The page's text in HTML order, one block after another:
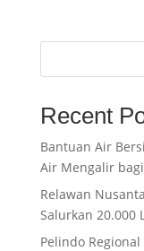
Recent
Bantuan Air
Air Mengalir
Relawan
Salurkan 20.000
Pelindo